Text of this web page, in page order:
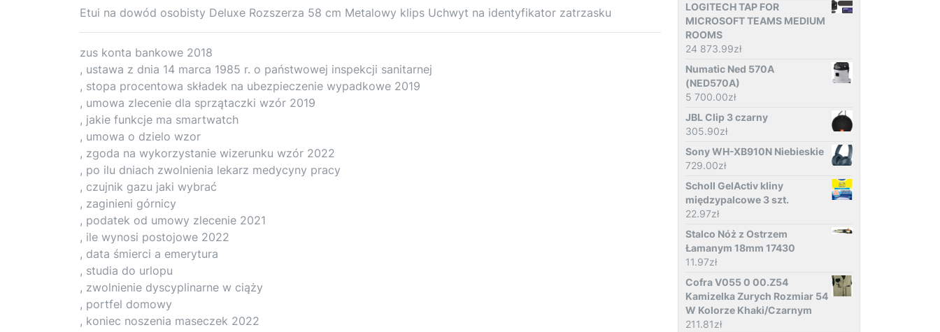
Etui na dowód osobisty Deluxe Rozszerza 58 cm Metalowy klips Uchwyt na identyfikator zatrzasku
zus konta bankowe 2018
, ustawa z dnia 14 marca 1985 r. o państwowej inspekcji sanitarnej
, stopa procentowa składek na ubezpieczenie wypadkowe 2019
, umowa zlecenie dla sprzątaczki wzór 2019
, jakie funkcje ma smartwatch
, umowa o dzielo wzor
, zgoda na wykorzystanie wizerunku wzór 2022
, po ilu dniach zwolnienia lekarz medycyny pracy
, czujnik gazu jaki wybrać
, zaginieni górnicy
, podatek od umowy zlecenie 2021
, ile wynosi postojowe 2022
, data śmierci a emerytura
, studia do urlopu
, zwolnienie dyscyplinarne w ciąży
, portfel domowy
, koniec noszenia maseczek 2022
LOGITECH TAP FOR
MICROSOFT TEAMS MEDIUM
ROOMS
24 873.99zł
Numatic Ned 570A
(NED570A)
5 700.00zł
JBL Clip 3 czarny
305.90zł
Sony WH-XB910N Niebieskie
729.00zł
Scholl GelActiv kliny
międzypalcowe 3 szt.
22.97zł
Stalco Nóż z Ostrzem
Łamanym 18mm 17430
11.97zł
Cofra V055 0 00.Z54
Kamizelka Zurych Rozmiar 54
W Kolorze Khaki/Czarnym
211.81zł